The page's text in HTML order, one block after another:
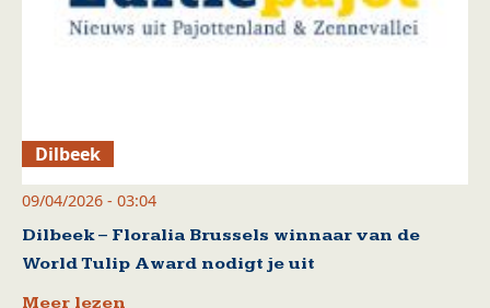
Dilbeek
09/04/2026 - 03:04
Dilbeek – Floralia Brussels winnaar van de
World Tulip Award nodigt je uit
Meer lezen